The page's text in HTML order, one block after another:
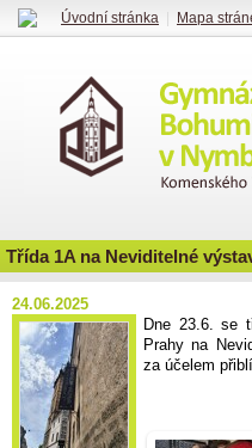
Třída 1A na Neviditelné
24.06.2025
Dne 23.6. se
Prahy na
za účelem
Úvodní stránka Mapa